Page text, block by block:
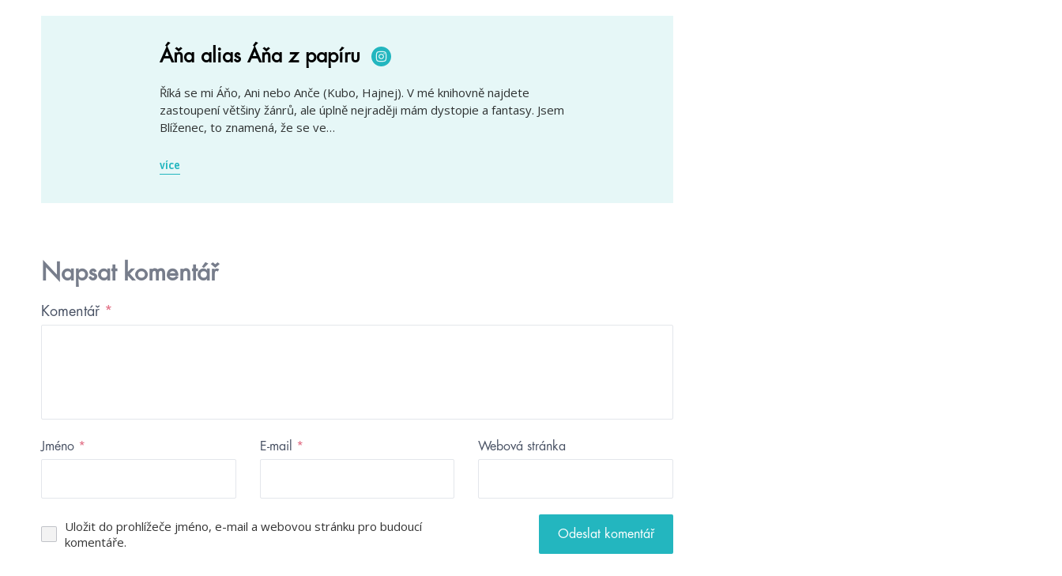
Áňa alias Áňa z papíru
Říká se mi Áňo, Ani nebo Anče (Kubo, Hajnej). V mé knihovně najdete
zastoupení většiny žánrů, ale úplně nejraději mám dystopie a fantasy. Jsem
Blíženec, to znamená, že se ve…
více
Napsat komentář
Komentář *
Jméno * E-mail * Webová stránka
Uložit do prohlížeče jméno, e-mail a webovou stránku pro budoucí
komentáře.